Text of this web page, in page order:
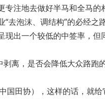
注地去做好半马和全马的
泡沫、调结构”的必经之
出一个较低的中签率，
离，是否会降低大众路
田协），这样的话，就